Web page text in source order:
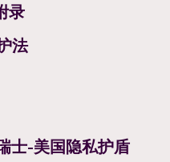
录
法
士-美国隐私护盾